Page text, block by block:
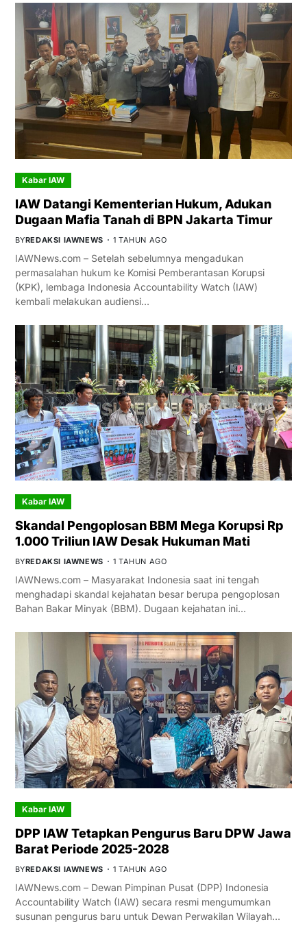
Kabar IAW
IAW Datangi Kementerian Hukum, Adukan
Dugaan Mafia Tanah di BPN Jakarta Timur
BYREDAKSI IAWNEWS 1 TAHUN AGO
IAWNews.com – Setelah sebelumnya mengadukan
permasalahan hukum ke Komisi Pemberantasan Korupsi
(KPK), lembaga Indonesia Accountability Watch (IAW)
kembali melakukan audiensi…
Kabar IAW
Skandal Pengoplosan BBM Mega Korupsi Rp
1.000 Triliun IAW Desak Hukuman Mati
BYREDAKSI IAWNEWS 1 TAHUN AGO
IAWNews.com – Masyarakat Indonesia saat ini tengah
menghadapi skandal kejahatan besar berupa pengoplosan
Bahan Bakar Minyak (BBM). Dugaan kejahatan ini…
Kabar IAW
DPP IAW Tetapkan Pengurus Baru DPW Jawa
Barat Periode 2025-2028
BYREDAKSI IAWNEWS 1 TAHUN AGO
IAWNews.com – Dewan Pimpinan Pusat (DPP) Indonesia
Accountability Watch (IAW) secara resmi mengumumkan
susunan pengurus baru untuk Dewan Perwakilan Wilayah…